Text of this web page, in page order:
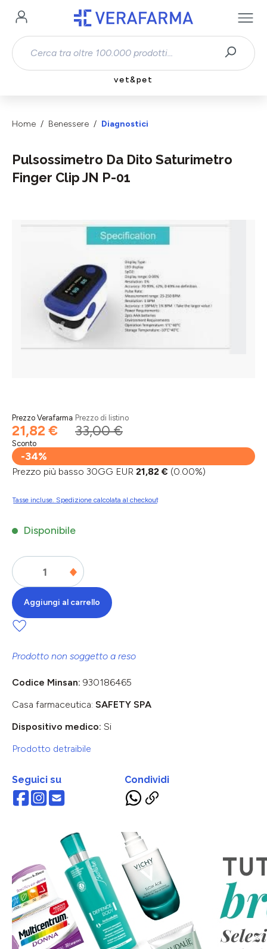
Passa al contenuto principale
vet&pet
Home Benessere Diagnostici
Pulsossimetro Da Dito Saturimetro
Finger Clip JN P-01
Salta la galleria di immagini
Prezzo Verafarma
21,82 €
Prezzo di listino
33,00 €
Sconto
-34%
Prezzo più basso 30GG EUR 21,82 € (0.00%)
Tasse incluse. Spedizione calcolata al checkout
Disponibile
Aggiungi al carrello
Prodotto non soggetto a reso
Codice Minsan: 930186465
Casa farmaceutica: SAFETY SPA
Dispositivo medico: Si
Prodotto detraibile
Seguici su Condividi